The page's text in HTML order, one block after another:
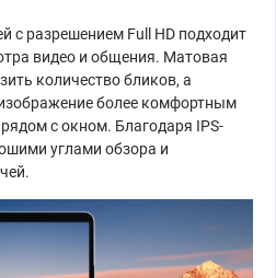
с разрешением Full HD подходит
видео и общения. Матовая
количество бликов, а
более комфортным
с окном. Благодаря IPS-
углами обзора и